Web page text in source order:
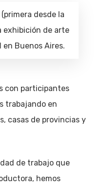
desde la
exhibición de arte
Buenos Aires.
con participantes
trabajando en
casas de provincias y
de trabajo que
hemos